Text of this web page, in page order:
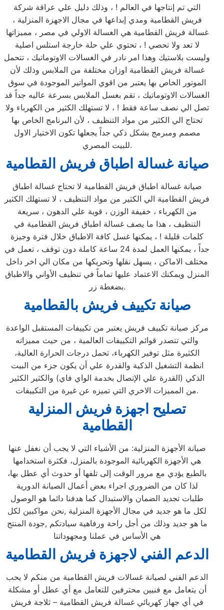
التي تم إنتاجها في العالم ! ، وذلك دليل علي عراقة شركة
فريش القطامية ومدي إبداعها في مجال الاجهزة المنزلية ،
غسالة فريش القطامية هي الغسالة الاولي في مصر ، مميزاتها
لا تعد ولا تحصي ! ، تحتوي علي حلة خارجة استلس اصلية
وليست بلاستيك وهذا امر نادر في الغسالات الاوتوماتيك ، تتحمل
غسالة فريش القطامية اوزان مختلفة من الملابس وذلك لأن
الموتور الخاص بها يعتبر من اقوي المواتير الموجودة في سوق
الغسالات الاوتوماتيك ، تقم بغسل الملابس بسرعة عاليه جداً قد
تصل الي نصف ساعة فقط ! ، لا تستهلك الكثير من الكهرباء ولا
تحتاج الي الكثير من مواد التنظيف ، لأن البرنامج الخاص بها
مصمم ومبرمج بشكل ذكي جداً يجعلها تكون الاختيار الاول
للبيت المصري.
صيانة غسالة اطباق فريش القطامية
صيانة غسالة اطباق فريش القطامية لا تحتاج غسالة اطباق
فريش القطامية الي الكثير من مواد التنظيف ، لا تستهلك الكثير
من الكهرباء ، خفيفة الوزن ، قوية علي الدهون ، سريعة
التنظيف ، هذا ما يصف غسالة اطباق فريش القطامية في
كلمات قليلة ! ، يمكنها غسل كافة الاطباق خلال فترة وجيزة
جداً ، يمكنها العمل لمدة 24 ساعة كاملة دون توقف ، تعمل في
مختلف الاماكن ، يسهل نقلها وتحريكها من مكان الي اخر داخل
المنزل ويمكنك الاعتماد عليها تماماً في تنظيف الأواني والاطباق
بضغطة زر.
صيانة تكييف فريش بالقطامية
مركز صيانة تكييف فريش يعتبر من تكييفات المستقبل الواعدة
والتي تتصدر قوائم التكييفات العالمية ، من حيث مميزاته
الكثيرة مثل توفير الكهرباء، تحمل درجات الحرارة العالية،
انظمة التشغيل الذكية والقدرة علي أن يكون جزء من البيت
الذكي (القدرة علي الإتصال بخدمة الواي فاي) والكثير الكثير
من المميزات الاخري التي تميزه عن غيرة من التكييفات.
تصليح اجهزة فريش المنزلية
القطامية
صيانة الأجهزة المنزلية: من الأشياء التي لا يجب أن نغفل عنها
هي الأجهزة الكهربائية الموجودة بالمنزل، فكثرة استخدامها
بالطبع يؤدي مع مرور الوقت إلى تلفها أو حدوث أي عطل بها،
لذا كان من الضروري اجراء بعض أعمال الصيانة الدورية
طلبات تجديد الضمان والاستبدال كما هدفنا دائما هو الوصول
لكل ما هو جديد في مجال الأجهزة المنزلية ,نحن مواكبين لكل
ما هو جديد وذلك من أجل راحة ورفاهية سيادتكم ,جودة المنتج
هي الأساس في عملنا ومجهوداتنا
الدعم الفني لاجهزة فريش القطامية
الدعم الفني لصيانة غسالات فريش القطامية من منكم لا يحب
أن يتعامل مع فنيين محترفين للتعامل مع أي عطل أو مشكلة
في أي جهاز كهربائي غسالة فريش القطامية – ثلاجة فريش